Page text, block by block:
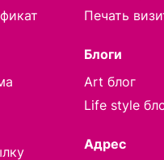
Печать
Блоги
Art блог
Life style
Адрес